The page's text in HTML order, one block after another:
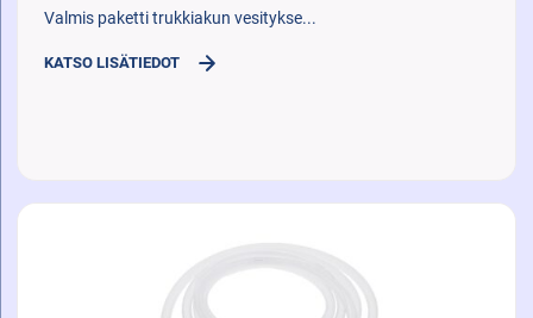
Valmis paketti trukkiakun vesitykse...
KATSO LISÄTIEDOT